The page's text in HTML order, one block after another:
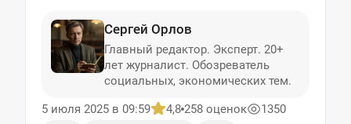
Сергей Орлов
Главный редактор. Эксперт. 20+
лет журналист. Обозреватель
социальных, экономических тем.
5 июля 2025 в 09:59
4,8 258 оценок
1350